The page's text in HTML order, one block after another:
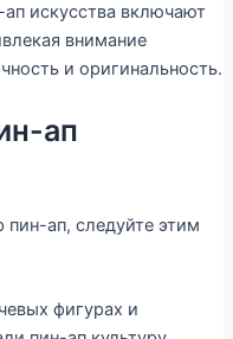
искусства включают
внимание
и оригинальность.
ап
пин-ап, следуйте этим
фигурах и